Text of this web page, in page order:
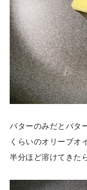
バターのみだとバタ
くらいのオリーブオ
半分ほど溶けてきた